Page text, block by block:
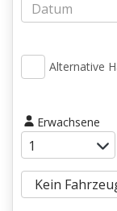
Alternative
Erwachsene